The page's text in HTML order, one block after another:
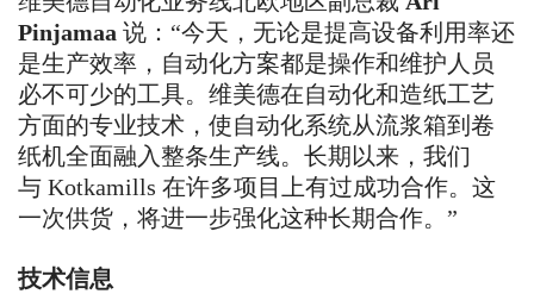
Pinjamaa 说： “今天，无论是提高设备利用率还
是生产效率，自动化方案都是操作和维护人员
必不可少的工具。维美德在自动化和造纸工艺
方面的专业技术，使自动化系统从流浆箱到卷
纸机全面融入整条生产线。长期以来，我们
与 Kotkamills在许多项目上有过成功合作。这
一次供货，将进一步强化这种长期合作。”
技术信息